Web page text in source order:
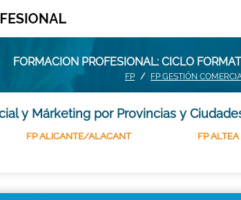
FORMACION PROFESIONAL: CICLO
FP FP GESTIÓN
y Márketing por Provincias y
FP ALICANTE/ALACANT FP ALTEA